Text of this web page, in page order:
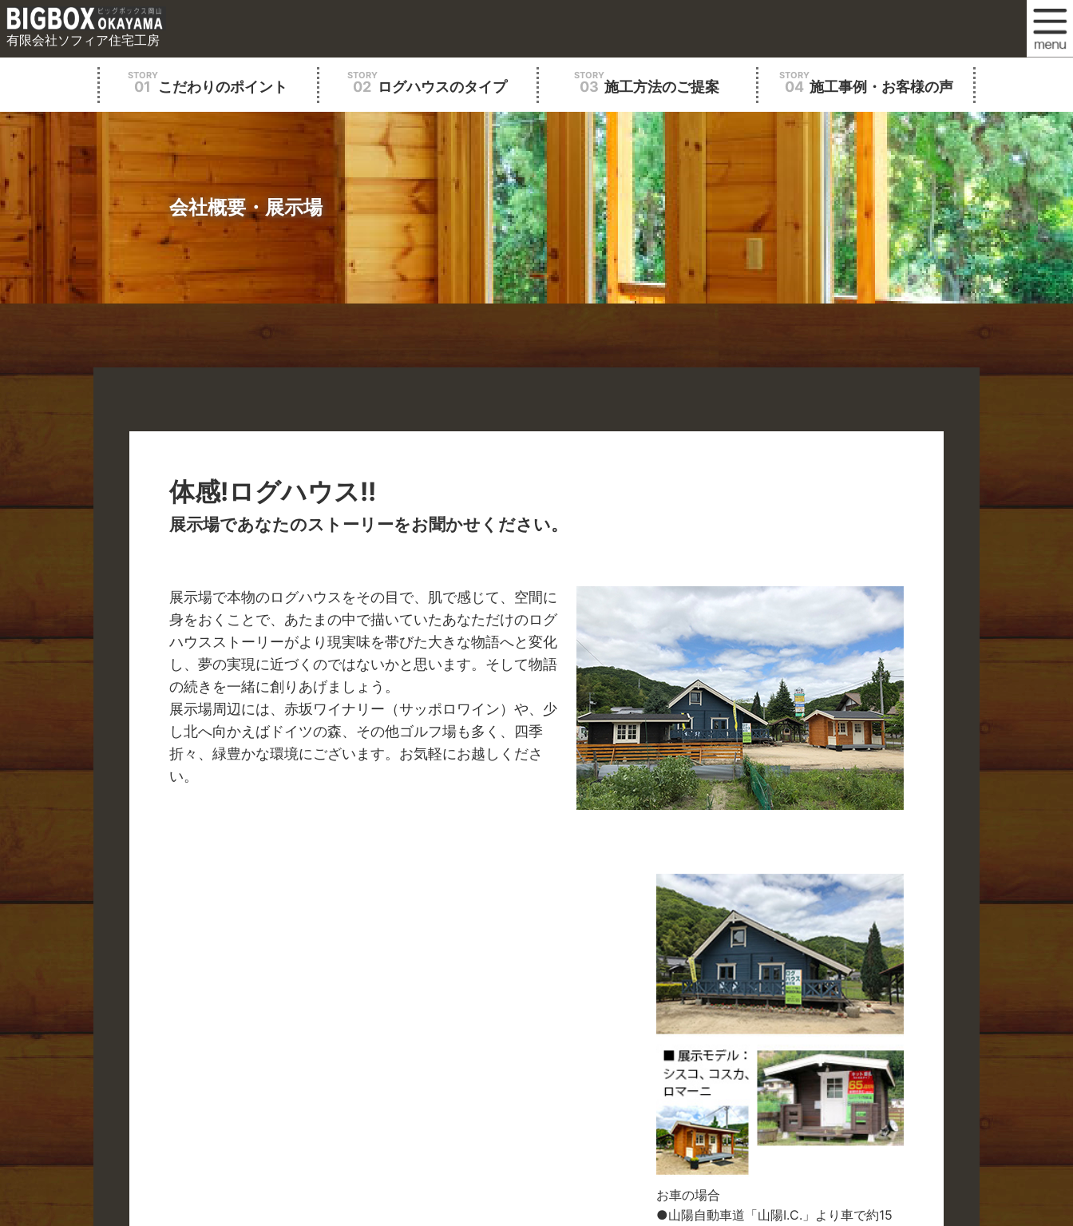
有限会社ソフィア住宅工房
STORY
01 こだわりのポイント
STORY
02 ログハウスのタイプ
STORY
03 施工方法のご提案
STORY
04 施工事例・お客様の声
会社概要・展示場
体感!ログハウス!!
展示場であなたのストーリーをお聞かせください。
展示場で本物のログハウスをその目で、肌で感じて、空間に
身をおくことで、あたまの中で描いていたあなただけのログ
ハウスストーリーがより現実味を帯びた大きな物語へと変化
し、夢の実現に近づくのではないかと思います。そして物語
の続きを一緒に創りあげましょう。
展示場周辺には、赤坂ワイナリー（サッポロワイン）や、少
し北へ向かえばドイツの森、その他ゴルフ場も多く、四季
折々、緑豊かな環境にございます。お気軽にお越しくださ
い。
お車の場合
●山陽自動車道「山陽I.C.」より車で約15